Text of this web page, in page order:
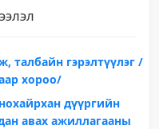
талбайн гэрэлтүүлэг /
хороо/
дүүргийн
авах ажиллагааны